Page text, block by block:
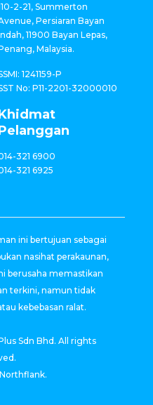
2-21, Summerton
Persiaran Bayan
11900 Bayan Lepas,
Malaysia.
1241159-P
No: P11-2201-32000010
321 6900
321 6925
ini bertujuan sebagai
nasihat perakaunan,
berusaha memastikan
terkini, namun tidak
kebebasan ralat.
Sdn Bhd. All rights